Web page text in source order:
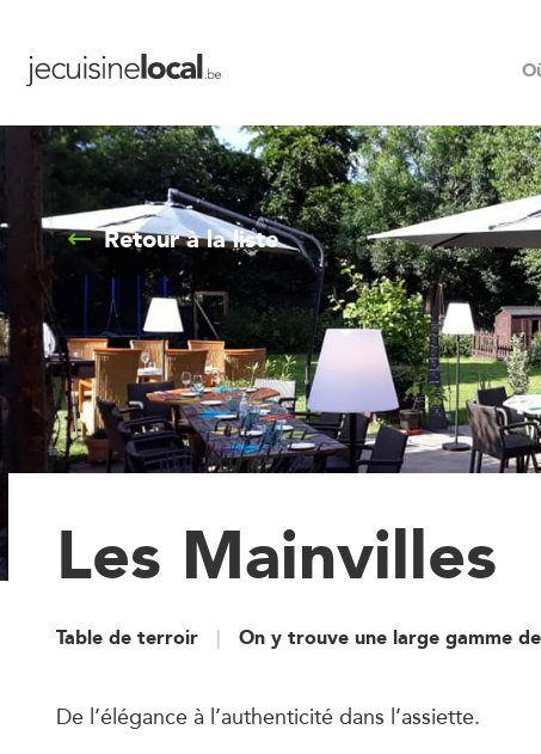
Retour à la liste
Les Mainvilles
Table de terroir On y trouve une large gamme
De l’élégance à l’authenticité dans l’assiette.